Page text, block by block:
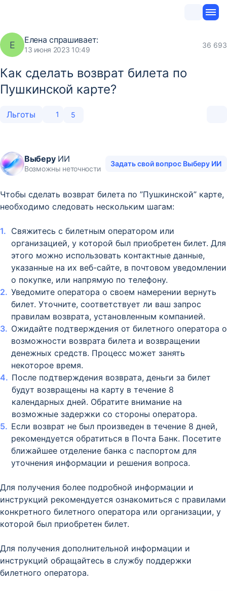
Е Елена спрашивает:
13 июня 2023 10:49
36 693
Как сделать возврат билета по
Пушкинской карте?
Льготы 1 5
ВыберуИИ
Возможны неточности
Задать свой вопрос Выберу ИИ
Чтобы сделать возврат билета по ”Пушкинской” карте,
необходимо следовать нескольким шагам:
Свяжитесь с билетным оператором или
организацией, у которой был приобретен билет. Для
этого можно использовать контактные данные,
указанные на их веб-сайте, в почтовом уведомлении
о покупке, или напрямую по телефону.
Уведомите оператора о своем намерении вернуть
билет. Уточните, соответствует ли ваш запрос
правилам возврата, установленным компанией.
Ожидайте подтверждения от билетного оператора о
возможности возврата билета и возвращении
денежных средств. Процесс может занять
некоторое время.
После подтверждения возврата, деньги за билет
будут возвращены на карту в течение 8
календарных дней. Обратите внимание на
возможные задержки со стороны оператора.
Если возврат не был произведен в течение 8 дней,
рекомендуется обратиться в Почта Банк. Посетите
ближайшее отделение банка с паспортом для
уточнения информации и решения вопроса.
Для получения более подробной информации и
инструкций рекомендуется ознакомиться с правилами
конкретного билетного оператора или организации, у
которой был приобретен билет.
Для получения дополнительной информации и
инструкций обращайтесь в службу поддержки
билетного оператора.